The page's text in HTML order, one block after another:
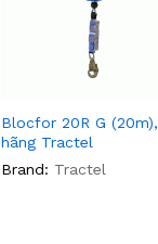
Blocfor 20R G (20m),
hãng Tractel
Brand: Tractel